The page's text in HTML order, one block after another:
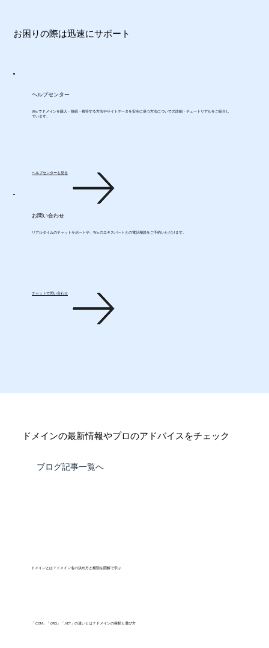
お困りの際は迅速にサポート
ヘルプセンター
Wix でドメインを購入・接続・移管する方法やサイトデータを安全に保つ方法についての詳細・チュートリアルをご紹介し
ています。
ヘルプセンターを見る
お問い合わせ
リアルタイムのチャットサポートや、Wix のエキスパートとの電話相談をご予約いただけます。
チャットで問い合わせ
ドメインの最新情報やプロのアドバイスをチェック
ブログ記事一覧へ
ドメインとは？ドメイン名の決め方と種類を図解で学ぶ
「.COM」「.ORG」「.NET」の違いとは？ドメインの種類と選び方